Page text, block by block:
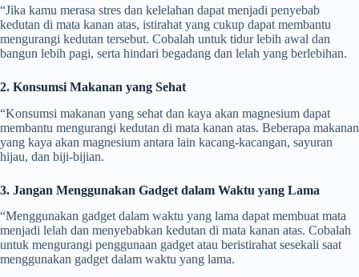
“Jika kamu merasa stres dan kelelahan dapat menjadi penyebab
kedutan di mata kanan atas, istirahat yang cukup dapat membantu
mengurangi kedutan tersebut. Cobalah untuk tidur lebih awal dan
bangun lebih pagi, serta hindari begadang dan lelah yang berlebihan.
2. Konsumsi Makanan yang Sehat
“Konsumsi makanan yang sehat dan kaya akan magnesium dapat
membantu mengurangi kedutan di mata kanan atas. Beberapa makanan
yang kaya akan magnesium antara lain kacang-kacangan, sayuran
hijau, dan biji-bijian.
3. Jangan Menggunakan Gadget dalam Waktu yang Lama
“Menggunakan gadget dalam waktu yang lama dapat membuat mata
menjadi lelah dan menyebabkan kedutan di mata kanan atas. Cobalah
untuk mengurangi penggunaan gadget atau beristirahat sesekali saat
menggunakan gadget dalam waktu yang lama.